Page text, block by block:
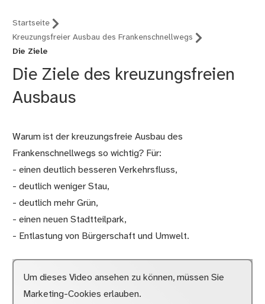
Startseite
Kreuzungsfreier Ausbau des Frankenschnellwegs
Die Ziele
Die Ziele des kreuzungsfreien
Ausbaus
Warum ist der kreuzungsfreie Ausbau des
Frankenschnellwegs so wichtig? Für:
- einen deutlich besseren Verkehrsfluss,
- deutlich weniger Stau,
- deutlich mehr Grün,
- einen neuen Stadtteilpark,
- Entlastung von Bürgerschaft und Umwelt.
Um dieses Video ansehen zu können, müssen Sie
Marketing-Cookies erlauben.